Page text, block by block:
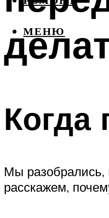
МЕНЮ
Когда
Мы разобрались,
расскажем,